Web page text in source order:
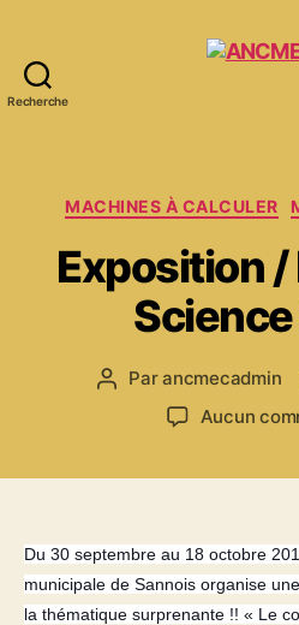
Recherche
MACHINES À CALCULER
Exposition /
Auteur
Parancmecadmin
Aucun
Du 30 septembre au 18 octobre
municipale de Sannois organise
la thématique surprenante !! « Le